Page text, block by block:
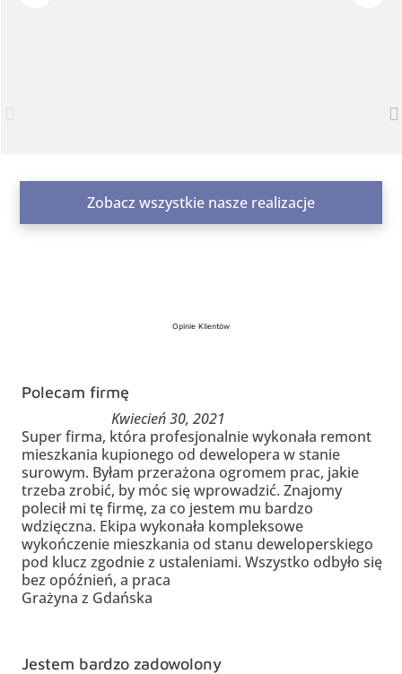
Zobacz wszystkie nasze realizacje
Opinie Klientów
Polecam firmę
Kwiecień 30, 2021
Super firma, która profesjonalnie wykonała remont
mieszkania kupionego od dewelopera w stanie
surowym. Byłam przerażona ogromem prac, jakie
trzeba zrobić, by móc się wprowadzić. Znajomy
polecił mi tę firmę, za co jestem mu bardzo
wdzięczna. Ekipa wykonała kompleksowe
wykończenie mieszkania od stanu deweloperskiego
pod klucz zgodnie z ustaleniami. Wszystko odbyło się
bez opóźnień, a praca
Grażyna z Gdańska
Jestem bardzo zadowolony